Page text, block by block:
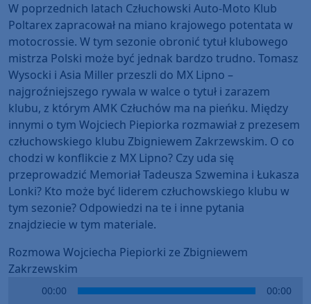
W poprzednich latach Człuchowski Auto-Moto Klub
Poltarex zapracował na miano krajowego potentata w
motocrossie. W tym sezonie obronić tytuł klubowego
mistrza Polski może być jednak bardzo trudno. Tomasz
Wysocki i Asia Miller przeszli do MX Lipno –
najgroźniejszego rywala w walce o tytuł i zarazem
klubu, z którym AMK Człuchów ma na pieńku. Między
innymi o tym Wojciech Piepiorka rozmawiał z prezesem
człuchowskiego klubu Zbigniewem Zakrzewskim. O co
chodzi w konflikcie z MX Lipno? Czy uda się
przeprowadzić Memoriał Tadeusza Szwemina i Łukasza
Lonki? Kto może być liderem człuchowskiego klubu w
tym sezonie? Odpowiedzi na te i inne pytania
znajdziecie w tym materiale.
Rozmowa Wojciecha Piepiorki ze Zbigniewem
Zakrzewskim
00:00 00:00